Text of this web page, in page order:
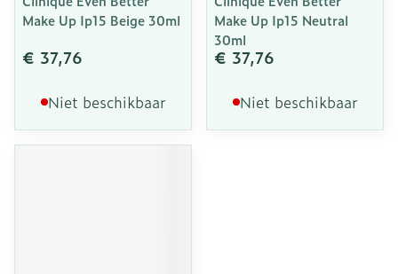
Make Up Ip15 Beige 30ml
€ 37,76
Niet beschikbaar
Make Up Ip15 Neutral
30ml
€ 37,76
Niet beschikbaar